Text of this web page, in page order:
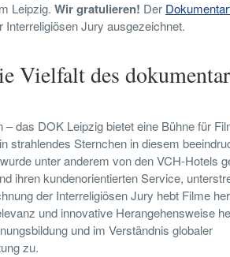
Leipzig. Wir gratulieren! Der
Jury ausgezeichnet.
Vielfalt des
das DOK Leipzig bietet eine Bühne für
strahlendes Sternchen in diesem
unter anderem von den VCH-Hotels
ihren kundenorientierten Service,
der Interreligiösen Jury hebt Filme
und innovative Herangehensweise
und im Verständnis globaler
zu.